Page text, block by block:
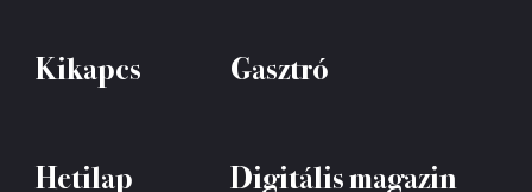
Kikapcs Gasztró
Hetilap Digitális magazin